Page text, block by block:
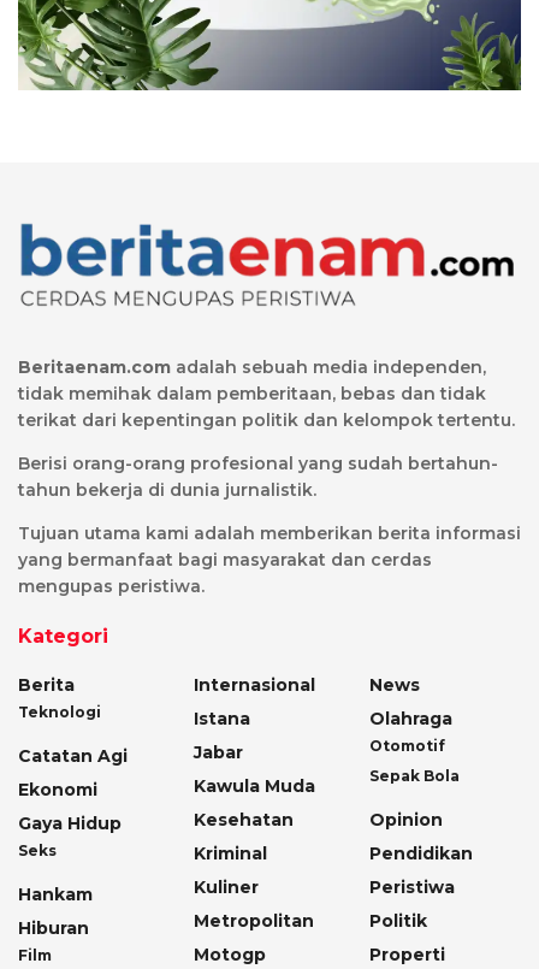
Beritaenam.com adalah sebuah media independen,
tidak memihak dalam pemberitaan, bebas dan tidak
terikat dari kepentingan politik dan kelompok tertentu.
Berisi orang-orang profesional yang sudah bertahun-
tahun bekerja di dunia jurnalistik.
Tujuan utama kami adalah memberikan berita informasi
yang bermanfaat bagi masyarakat dan cerdas
mengupas peristiwa.
Kategori
Berita
Teknologi
Catatan Agi
Ekonomi
Gaya Hidup
Seks
Hankam
Hiburan
Film
Internasional
Istana
Jabar
Kawula Muda
Kesehatan
Kriminal
Kuliner
Metropolitan
Motogp
News
Olahraga
Otomotif
Sepak Bola
Opinion
Pendidikan
Peristiwa
Politik
Properti